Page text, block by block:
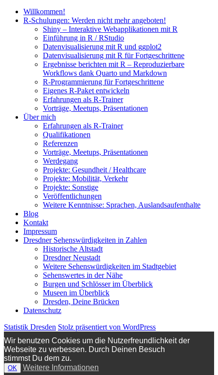
Willkommen!
R-Schulungen: Werden nicht mehr angeboten!
Shiny – Interaktive Webapplikationen mit R
Einführung in R / RStudio
Datenvisualisierung mit R und ggplot2
Datenvisualisierung mit R für Fortgeschrittene
Ergebnisse berichten mit R – Reproduzierbare
Workflows dank Quarto und Markdown
R-Programmierung für Fortgeschrittene
Eigenes R-Paket entwickeln
Erfahrungen als R-Trainer
Vorträge, Meetups, Präsentationen
Über mich
Erfahrungen als R-Trainer
Qualifikationen
Referenzen
Vorträge, Meetups, Präsentationen
Werdegang
Projekte: Gesundheit / Healthcare
Projekte: Mobilität, Verkehr
Projekte: Sonstige
Veröffentlichungen
Weitere Kenntnisse: Sprachen, Auslandsaufenthalte
Blog
Kontakt
Impressum
Dresdner Sehenswürdigkeiten in Zahlen
Historische Altstadt
Dresdner Neustadt
Weitere Sehenswürdigkeiten im Stadtgebiet
Sehenswertes in der Nähe
Burgen und Schlösser im Überblick
Museen im Überblick
Dresden, Deine Brücken
Datenschutz
Statistik Dresden Stolz präsentiert von WordPress
Wir benutzen Cookies um die Nutzerfreundlichkeit der
Webseite zu verbessen. Durch Deinen Besuch
stimmst Du dem zu.
OK Weitere Informationen